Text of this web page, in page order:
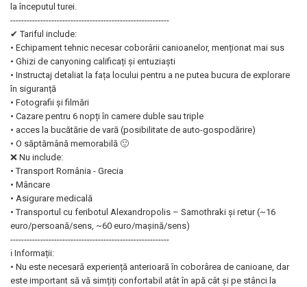
la începutul turei.
----------------------------------------------------------
✔ Tariful include:
• Echipament tehnic necesar coborârii canioanelor, menționat mai sus
• Ghizi de canyoning calificați și entuziaști
• Instructaj detaliat la fața locului pentru a ne putea bucura de explorare
în siguranță
• Fotografii și filmări
• Cazare pentru 6 nopți în camere duble sau triple
• acces la bucătărie de vară (posibilitate de auto-gospodărire)
• O săptămână memorabilă 🙂
❌ Nu include:
• Transport România - Grecia
• Mâncare
• Asigurare medicală
• Transportul cu feribotul Alexandropolis – Samothraki și retur (~16
euro/persoană/sens, ~60 euro/mașină/sens)
----------------------------------------------------------
ℹ Informații:
• Nu este necesară experiență anterioară în coborârea de canioane, dar
este important să vă simțiți confortabil atât în apă cât și pe stânci la